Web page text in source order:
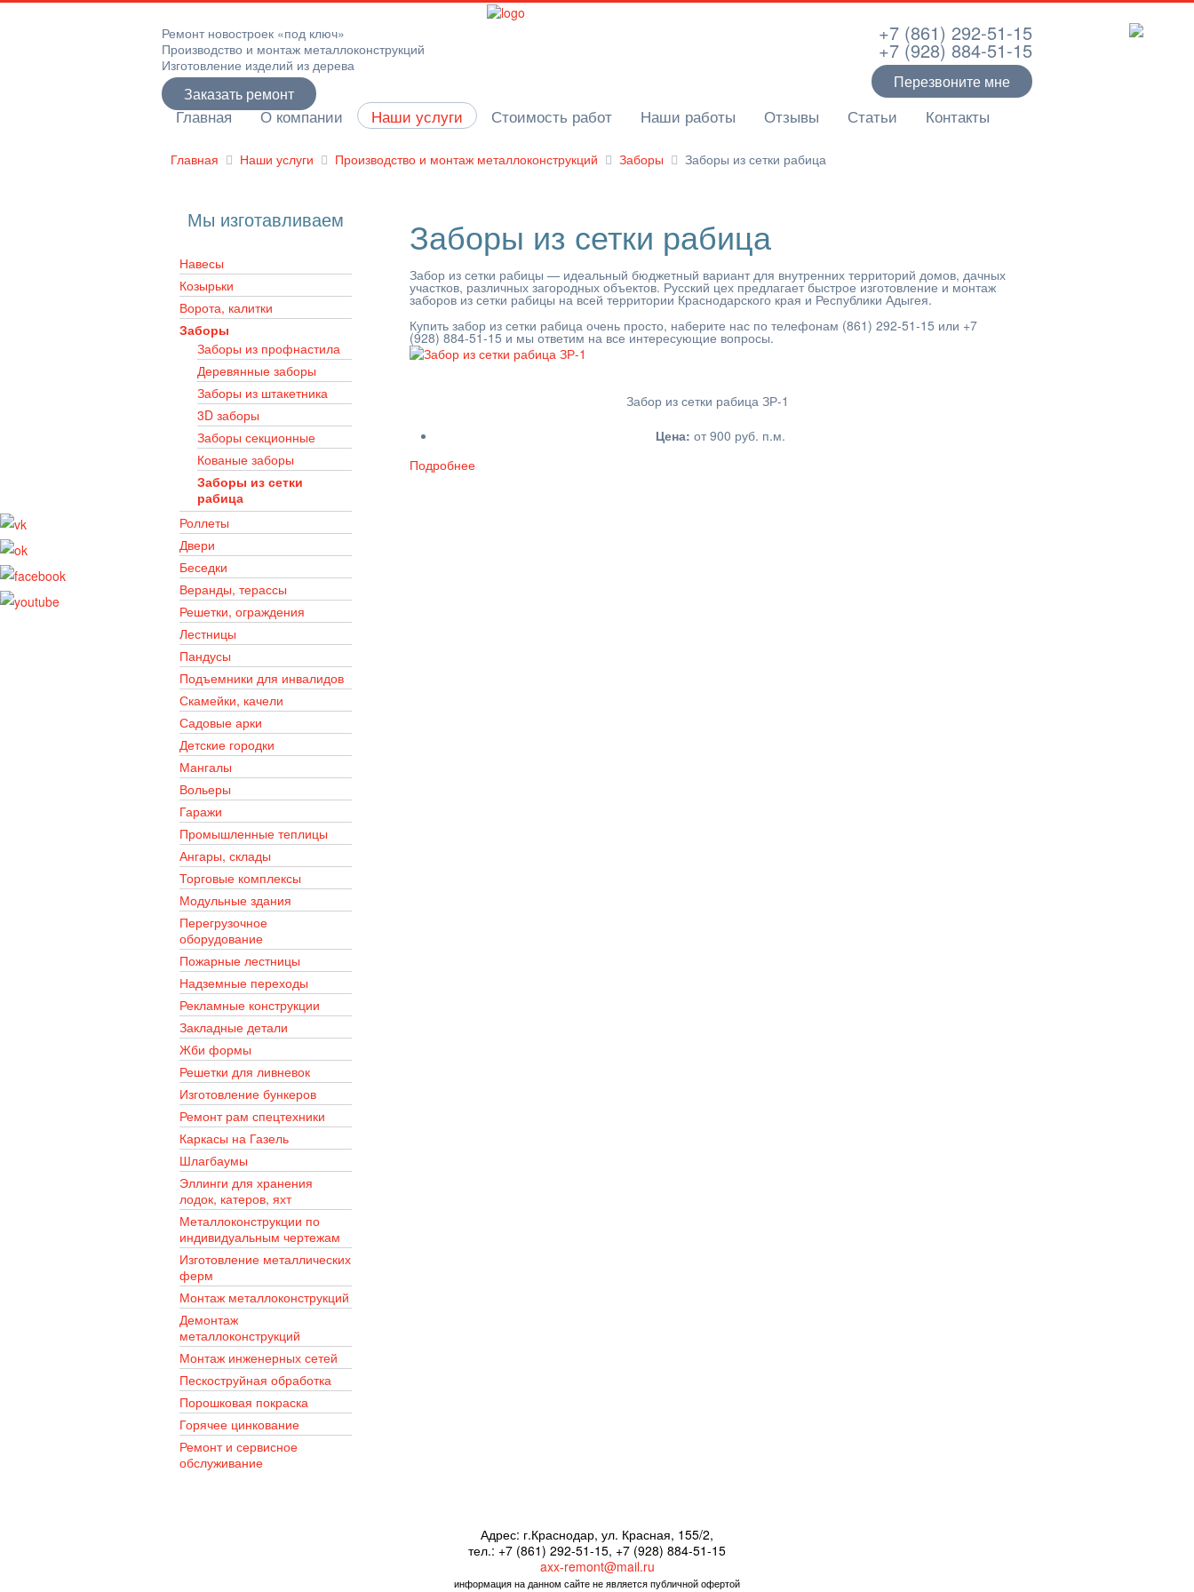
Ремонт новостроек «под ключ»
Производство и монтаж металлоконструкций
Изготовление изделий из дерева
Заказать ремонт
+7 (861) 292-51-15
+7 (928) 884-51-15
Перезвоните мне
Главная О компании Наши услуги Стоимость работ Наши работы Отзывы Статьи Контакты
Главная Наши услуги Производство и монтаж металлоконструкций Заборы Заборы из сетки рабица
Заборы из сетки рабица
Забор из сетки рабицы — идеальный бюджетный вариант для внутренних территорий домов, дачных
участков, различных загородных объектов. Русский цех предлагает быстрое изготовление и монтаж
заборов из сетки рабицы на всей территории Краснодарского края и Республики Адыгея.
Купить забор из сетки рабица очень просто, наберите нас по телефонам (861) 292-51-15 или +7
(928) 884-51-15 и мы ответим на все интересующие вопросы.
Забор из сетки рабица ЗР-1
Цена:от 900 руб. п.м.
Подробнее
Мы изготавливаем
Навесы
Козырьки
Ворота, калитки
Заборы
Заборы из профнастила
Деревянные заборы
Заборы из штакетника
3D заборы
Заборы секционные
Кованые заборы
Заборы из сетки
рабица
Роллеты
Двери
Беседки
Веранды, терассы
Решетки, ограждения
Лестницы
Пандусы
Подъемники для инвалидов
Скамейки, качели
Садовые арки
Детские городки
Мангалы
Вольеры
Гаражи
Промышленные теплицы
Ангары, склады
Торговые комплексы
Модульные здания
Перегрузочное
оборудование
Пожарные лестницы
Надземные переходы
Рекламные конструкции
Закладные детали
Жби формы
Решетки для ливневок
Изготовление бункеров
Ремонт рам спецтехники
Каркасы на Газель
Шлагбаумы
Эллинги для хранения
лодок, катеров, яхт
Металлоконструкции по
индивидуальным чертежам
Изготовление металлических
ферм
Монтаж металлоконструкций
Демонтаж
металлоконструкций
Монтаж инженерных сетей
Пескоструйная обработка
Порошковая покраска
Горячее цинкование
Ремонт и сервисное
обслуживание
Адрес: г.Краснодар, ул. Красная, 155/2,
тел.: +7 (861) 292-51-15, +7 (928) 884-51-15
axx-remont@mail.ru
информация на данном сайте не является публичной офертой